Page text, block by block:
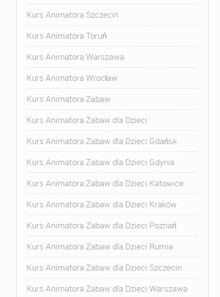
Kurs Animatora Szczecin
Kurs Animatora Toruń
Kurs Animatora Warszawa
Kurs Animatora Wrocław
Kurs Animatora Zabaw
Kurs Animatora Zabaw dla Dzieci
Kurs Animatora Zabaw dla Dzieci Gdańsk
Kurs Animatora Zabaw dla Dzieci Gdynia
Kurs Animatora Zabaw dla Dzieci Katowice
Kurs Animatora Zabaw dla Dzieci Kraków
Kurs Animatora Zabaw dla Dzieci Poznań
Kurs Animatora Zabaw dla Dzieci Rumia
Kurs Animatora Zabaw dla Dzieci Szczecin
Kurs Animatora Zabaw dla Dzieci Warszawa